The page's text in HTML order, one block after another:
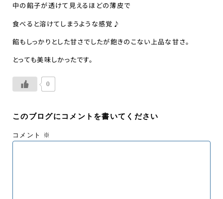
中の餡子が透けて見えるほどの薄皮で
食べると溶けてしまうような感覚♪
餡もしっかりとした甘さでしたが飽きのこない上品な甘さ。
とっても美味しかったです。
0
このブログにコメントを書いてください
コメント ※